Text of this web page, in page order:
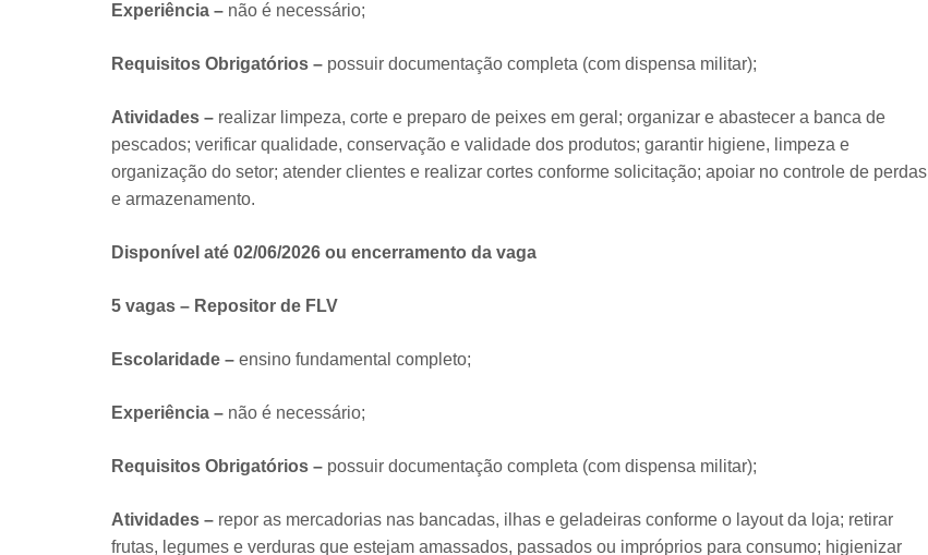
Experiência – não é necessário;
Requisitos Obrigatórios – possuir documentação completa (com dispensa militar);
Atividades – realizar limpeza, corte e preparo de peixes em geral; organizar e abastecer a banca de
pescados; verificar qualidade, conservação e validade dos produtos; garantir higiene, limpeza e
organização do setor; atender clientes e realizar cortes conforme solicitação; apoiar no controle de perdas
e armazenamento.
Disponível até 02/06/2026 ou encerramento da vaga
5 vagas – Repositor de FLV
Escolaridade – ensino fundamental completo;
Experiência – não é necessário;
Requisitos Obrigatórios – possuir documentação completa (com dispensa militar);
Atividades – repor as mercadorias nas bancadas, ilhas e geladeiras conforme o layout da loja; retirar
frutas, legumes e verduras que estejam amassados, passados ou impróprios para consumo; higienizar